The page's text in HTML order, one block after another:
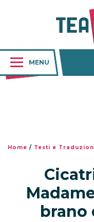
MENU
Home / Testi e
brano